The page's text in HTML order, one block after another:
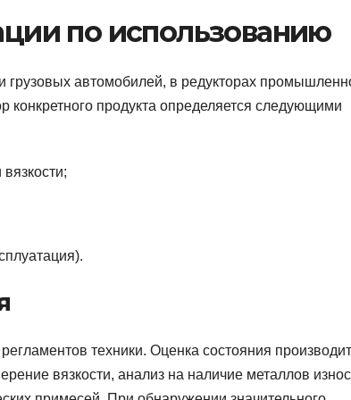
по использованию
автомобилей, в редукторах
конкретного продукта определяется следующими
техники. Оценка состояния
вязкости, анализ на наличие металлов